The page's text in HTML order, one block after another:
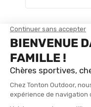
TROUVER UN MAGASIN